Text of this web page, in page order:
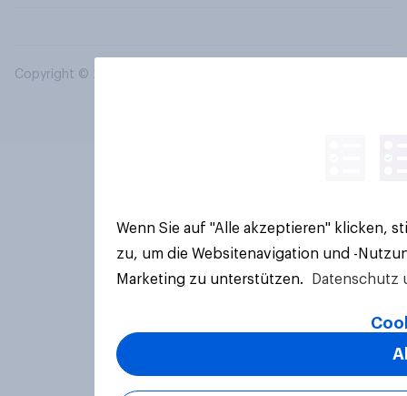
Copyright © 2026 YouGov PLC. Alle Rechte vorbehalten.
Wenn Sie auf "Alle akzeptieren" klicken,
zu, um die Websitenavigation und -
Marketing zu unterstützen.
Datenschutz